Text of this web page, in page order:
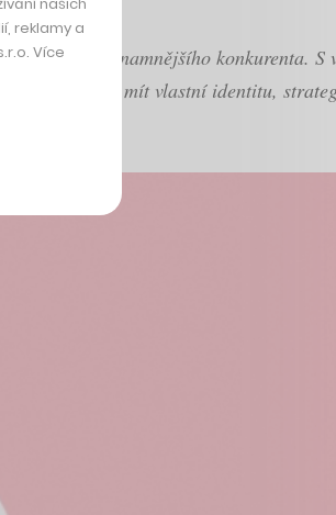
nejvýznamnějšího konkurenta. S
brand bude mít vlastní identitu,
reklamy a
Více